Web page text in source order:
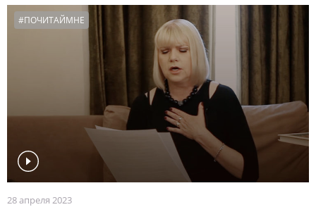
#ПОЧИТАЙМНЕ
28 апреля 2023